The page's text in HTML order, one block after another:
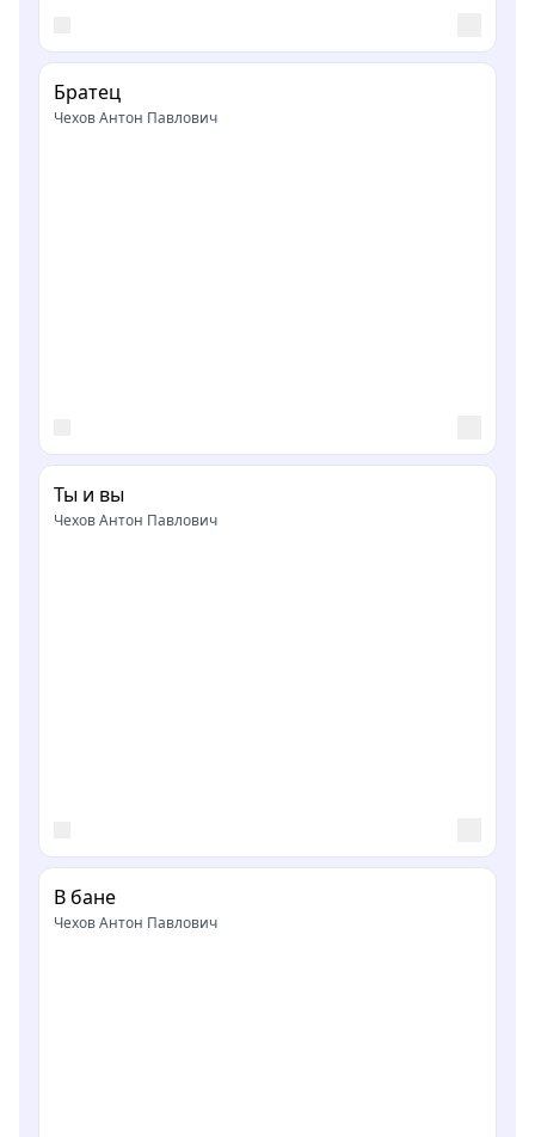
Братец
Чехов Антон Павлович
Ты и вы
Чехов Антон Павлович
В бане
Чехов Антон Павлович